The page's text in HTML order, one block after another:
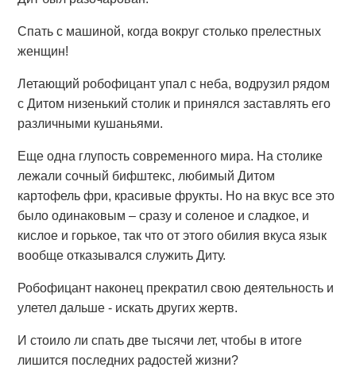
Спать с машиной, когда вокруг столько прелестных
женщин!
Летающий робофицант упал с неба, водрузил рядом
с Дитом низенький столик и принялся заставлять его
различными кушаньями.
Еще одна глупость современного мира. На столике
лежали сочный бифштекс, любимый Дитом
картофель фри, красивые фрукты. Но на вкус все это
было одинаковым – сразу и соленое и сладкое, и
кислое и горькое, так что от этого обилия вкуса язык
вообще отказывался служить Диту.
Робофицант наконец прекратил свою деятельность и
улетел дальше - искать других жертв.
И стоило ли спать две тысячи лет, чтобы в итоге
лишится последних радостей жизни?